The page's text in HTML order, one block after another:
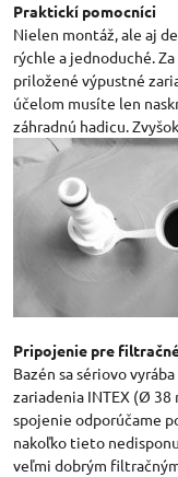
Praktickí pomocníci
Nielen montáž, ale aj
rýchle a jednoduché.
priložené výpustné
účelom musíte len
záhradnú hadicu.
Pripojenie pre
Bazén sa sériovo
zariadenia INTEX (Ø
spojenie odporúčame
nakoľko tieto
veľmi dobrým